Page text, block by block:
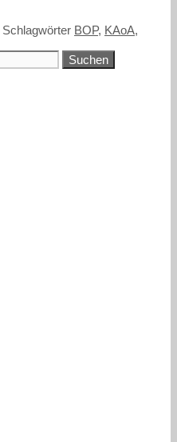
Schlagwörter BOP, KAoA,